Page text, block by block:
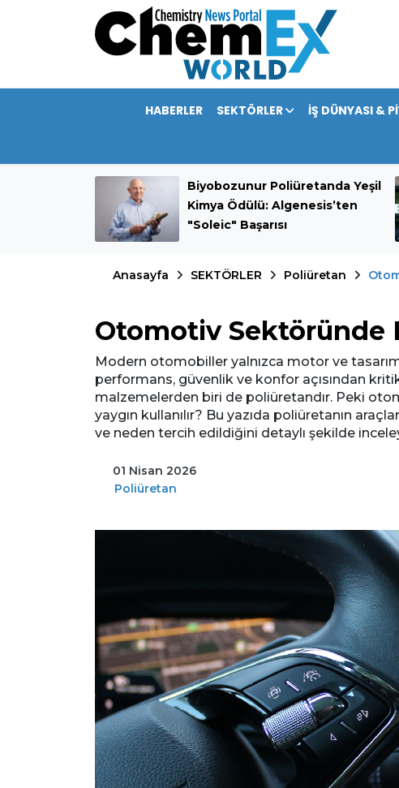
HABERLER SEKTÖRLER İŞ DÜNYASI &
Biyobozunur Poliüretanda Yeşil
Kimya Ödülü: Algenesis’ten
"Soleic" Başarısı
Anasayfa SEKTÖRLER Poliüretan
Otomotiv Sektöründe
Modern otomobiller yalnızca motor ve
performans, güvenlik ve konfor açısından
malzemelerden biri de poliüretandır. Peki
yaygın kullanılır? Bu yazıda poliüretanın
ve neden tercih edildiğini detaylı şekilde
01 Nisan 2026
Poliüretan